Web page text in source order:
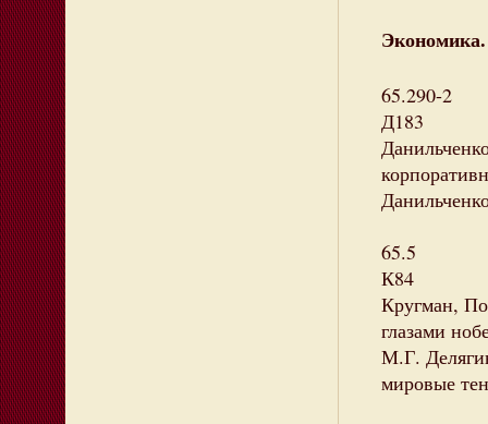
65.290-2
Д183
65.5
К84
Кругман,
глазами
М.Г.
мировые